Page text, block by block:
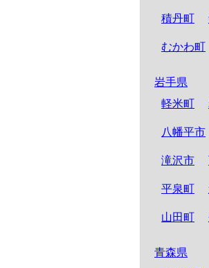
積丹町
むかわ町
岩手県
軽米町
八幡平市
滝沢市
平泉町
山田町
青森県